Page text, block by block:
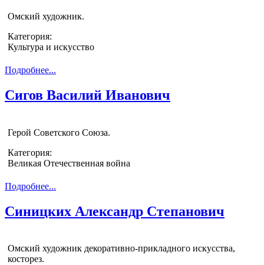
Омский художник.
Категория:
Культура и искусство
Подробнее...
Сигов Василий Иванович
Герой Советского Союза.
Категория:
Великая Отечественная война
Подробнее...
Синицких Александр Степанович
Омский художник декоративно-прикладного искусства,
косторез.